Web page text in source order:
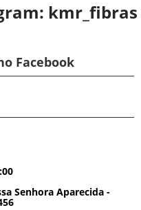
kmr_fibras
Facebook
Senhora Aparecida -